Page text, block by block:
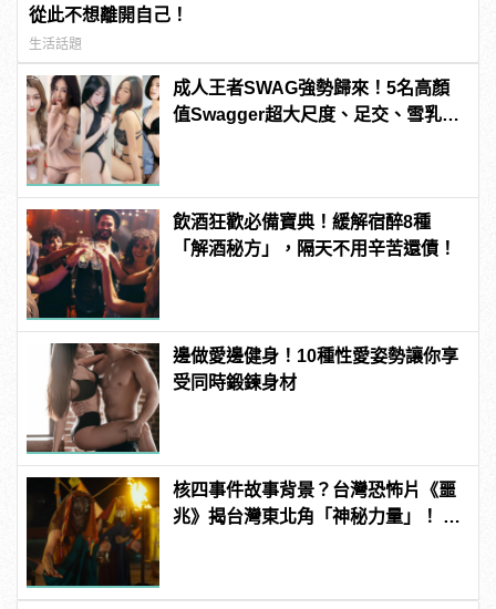
從此不想離開自己！
生活話題
成人王者SWAG強勢歸來！5名高顏
值Swagger超大尺度、足交、雪乳、
飲酒狂歡必備寶典！緩解宿醉8種
「解酒秘方」，隔天不用辛苦還債！
邊做愛邊健身！10種性愛姿勢讓你享
受同時鍛鍊身材
核四事件故事背景？台灣恐怖片《噩
兆》揭台灣東北角「神秘力量」！ |